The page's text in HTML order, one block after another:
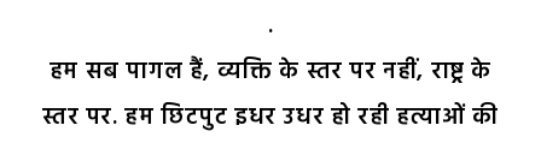
.
हम सब पागल हैं, व्यक्ति के स्तर पर नहीं, राष्ट्र के
स्तर पर. हम छिटपुट इधर उधर हो रही हत्याओं की